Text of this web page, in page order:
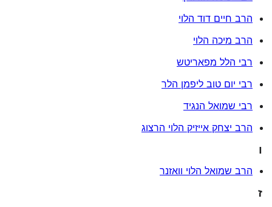
הרב חיים דוד הלוי
הרב מיכה הלוי
רבי הלל מפאריטש
רבי יום טוב ליפמן הלר
רבי שמואל הנגיד
הרב יצחק אייזיק הלוי הרצוג
ו
הרב שמואל הלוי וואזנר
ז